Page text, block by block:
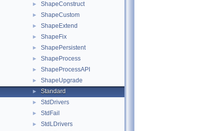
► ShapeConstruct
► ShapeCustom
► ShapeExtend
► ShapeFix
► ShapePersistent
► ShapeProcess
► ShapeProcessAPI
► ShapeUpgrade
► Standard
► StdDrivers
► StdFail
► StdLDrivers